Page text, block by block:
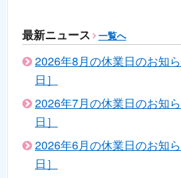
最新ニュース 一覧へ
2026年8月の休業日のお知
日］
2026年7月の休業日のお知
日］
2026年6月の休業日のお知
日］